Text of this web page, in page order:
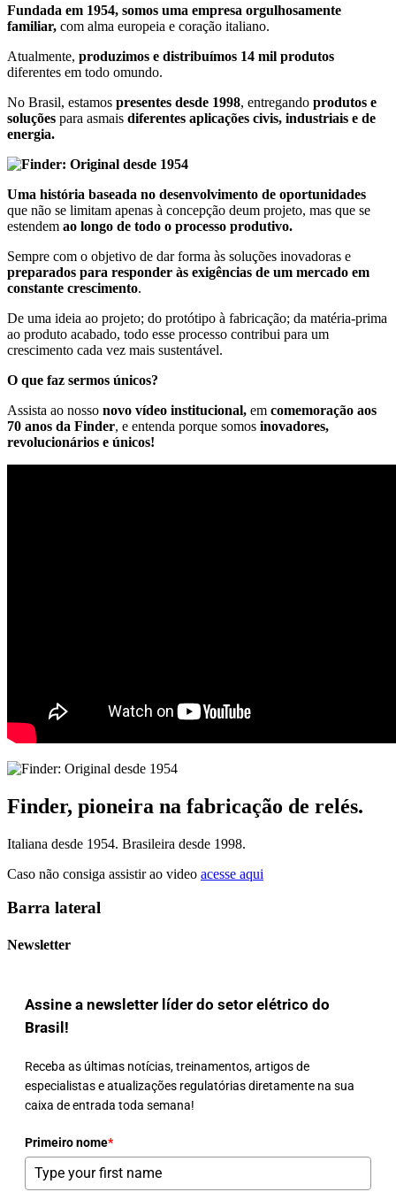
Fundada em 1954, somos uma empresa orgulhosamente
familiar, com alma europeia e coração italiano.
Atualmente, produzimos e distribuímos 14 mil produtos
diferentes em todo omundo.
No Brasil, estamos presentes desde 1998, entregando produtos e
soluções para asmais diferentes aplicações civis, industriais e de
energia.
Uma história baseada no desenvolvimento de oportunidades
que não se limitam apenas à concepção deum projeto, mas que se
estendem ao longo de todo o processo produtivo.
Sempre com o objetivo de dar forma às soluções inovadoras e
preparados para responder às exigências de um mercado em
constante crescimento.
De uma ideia ao projeto; do protótipo à fabricação; da matéria-prima
ao produto acabado, todo esse processo contribui para um
crescimento cada vez mais sustentável.
O que faz sermos únicos?
Assista ao nosso novo vídeo institucional, em comemoração aos
70 anos da Finder, e entenda porque somos inovadores,
revolucionários e únicos!
Finder, pioneira na fabricação de relés.
Italiana desde 1954. Brasileira desde 1998.
Caso não consiga assistir ao video acesse aqui
Barra lateral
Newsletter
Assine a newsletter líder do setor elétrico do
Brasil!
Receba as últimas notícias, treinamentos, artigos de
especialistas e atualizações regulatórias diretamente na sua
caixa de entrada toda semana!
Primeiro nome*